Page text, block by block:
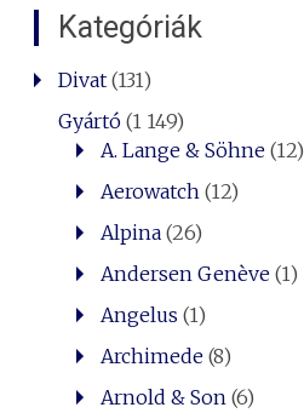
Kategóriák
Divat(131)
Gyártó(1 149)
A. Lange & Söhne(12)
Aerowatch (12)
Alpina(26)
Andersen Genève(1)
Angelus (1)
Archimede(8)
Arnold & Son (6)